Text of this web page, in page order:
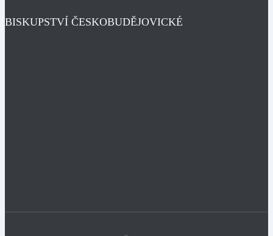
BISKUPSTVÍ ČESKOBUDĚJOVICKÉ